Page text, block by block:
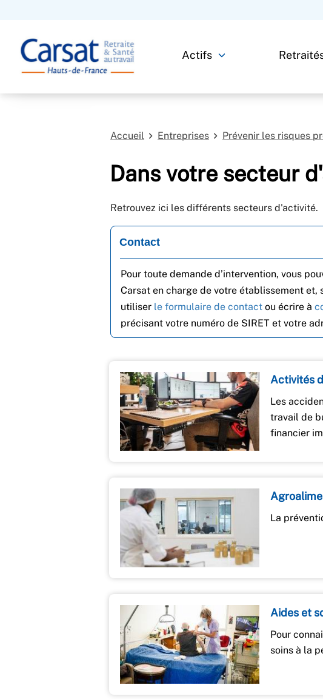
Actifs
Accueil Entreprises Prévenir les risques
Dans votre secteur
Retrouvez ici les différents secteurs d'activité.
Contact
Pour toute demande d’intervention, vous
Carsat en charge de votre établissement et,
utiliser le formulaire de contact ou écrire à
précisant votre numéro de SIRET et votre
Activités
Les
travail de
financier
La
Aides et
Pour
soins à la